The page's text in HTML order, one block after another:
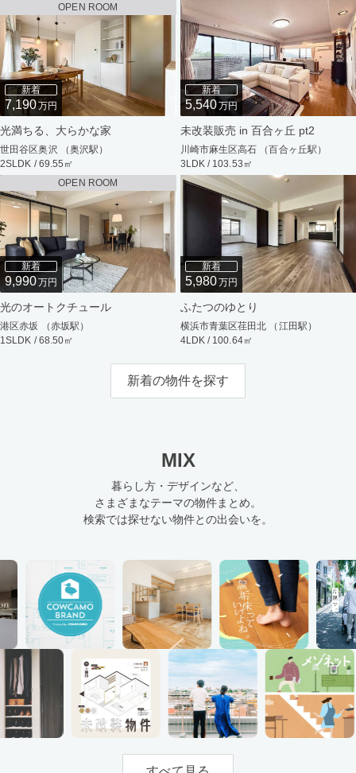
OPEN ROOM
新着
7,190万円
光満ちる、大らかな家
世田谷区奥沢 （奥沢駅）
2SLDK / 69.55㎡
新着
5,540万円
未改装販売 in 百合ヶ丘 pt2
川崎市麻生区高石 （百合ヶ丘駅）
3LDK / 103.53㎡
OPEN ROOM
新着
9,990万円
光のオートクチュール
港区赤坂 （赤坂駅）
1SLDK / 68.50㎡
新着
5,980万円
ふたつのゆとり
横浜市青葉区荏田北 （江田駅）
4LDK / 100.64㎡
新着の物件を探す
MIX
暮らし方・デザインなど、
さまざまなテーマの物件まとめ。
検索では探せない物件との出会いを。